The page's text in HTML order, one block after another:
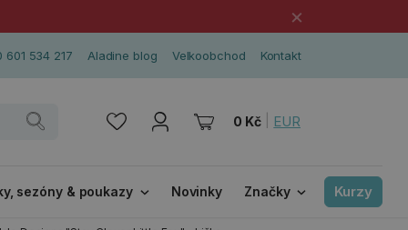
×
601 534 217 Aladine blog Velkoobchod Kontakt
0 Kč EUR
sezóny & poukazy Novinky Značky Kurzy